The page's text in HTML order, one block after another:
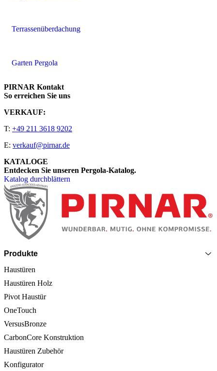
Terrassenüberdachung
Garten Pergola
PIRNAR Kontakt
So erreichen Sie uns
VERKAUF:
T: +49 211 3618 9202
E: verkauf@pirnar.de
KATALOGE
Entdecken Sie unseren Pergola-Katalog.
Katalog durchblättern
Seitenfooter
Produkte
Haustüren
Haustüren Holz
Pivot Haustür
OneTouch
VersusBronze
CarbonCore Konstruktion
Haustüren Zubehör
Konfigurator